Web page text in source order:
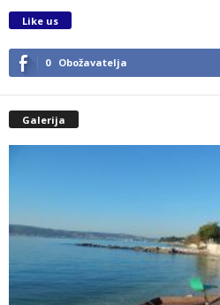
Like us
0 Obožavatelja
Galerija